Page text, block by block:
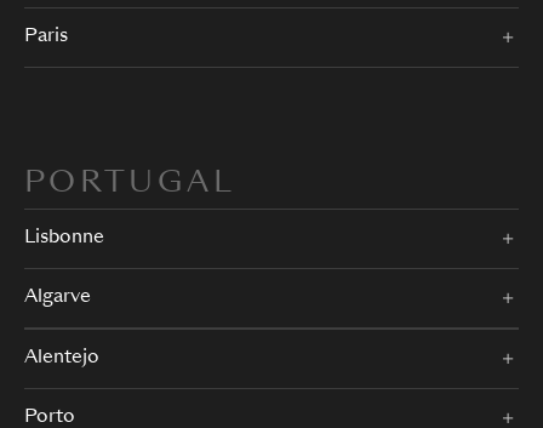
Paris
PORTUGAL
Lisbonne
Algarve
Alentejo
Porto